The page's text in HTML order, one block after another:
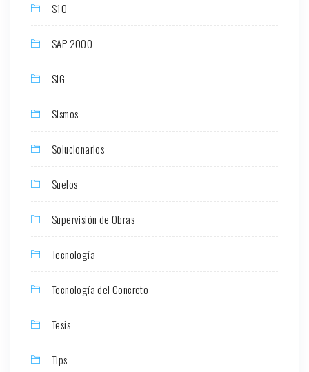
S10
SAP 2000
SIG
Sismos
Solucionarios
Suelos
Supervisión de Obras
Tecnología
Tecnología del Concreto
Tesis
Tips